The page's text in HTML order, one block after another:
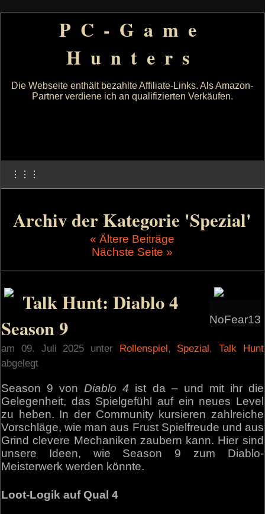
PC-Game
Hunters
Die Webseite enthält bezahlte Affiliate-Links. Als Amazon-
Partner verdiene ich an qualifizierten Verkäufen.
⋮⋮⋮
Archiv der Kategorie 'Spezial'
« Ältere Beiträge
Nächste Seite »
NoFear13
Talk Hunt: Diablo 4
Season 9
am 09. Juli 2025 unter Rollenspiel, Spezial,Talk Hunt
abgelegt
Season 9 vonDiablo 4 ist da – und mit ihr die
Gelegenheit, das Spielgefühl auf ein neues Level
zu heben. In der Community kursieren zahlreiche
Vorschläge, wie man aus Frust Spielfreude und aus
Grind clevere Mechaniken zaubern kann. Hier sind
unsere Ideen, wie Season 9 zum Diablo-
Meisterwerk werden könnte.
Loot-Logik auf Qual 4